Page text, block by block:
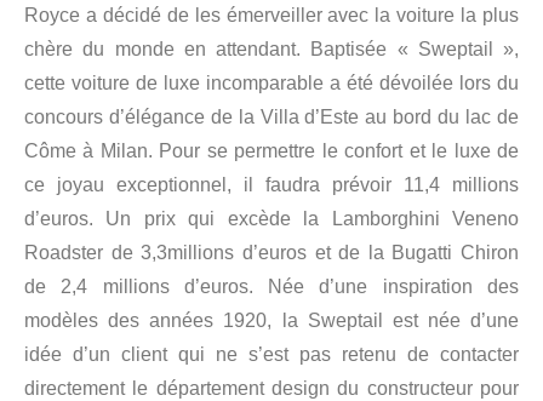
Royce a décidé de les émerveiller avec la voiture la plus
chère du monde en attendant. Baptisée « Sweptail »,
cette voiture de luxe incomparable a été dévoilée lors du
concours d’élégance de la Villa d’Este au bord du lac de
Côme à Milan. Pour se permettre le confort et le luxe de
ce joyau exceptionnel, il faudra prévoir 11,4 millions
d’euros. Un prix qui excède la Lamborghini Veneno
Roadster de 3,3millions d’euros et de la Bugatti Chiron
de 2,4 millions d’euros. Née d’une inspiration des
modèles des années 1920, la Sweptail est née d’une
idée d’un client qui ne s’est pas retenu de contacter
directement le département design du constructeur pour